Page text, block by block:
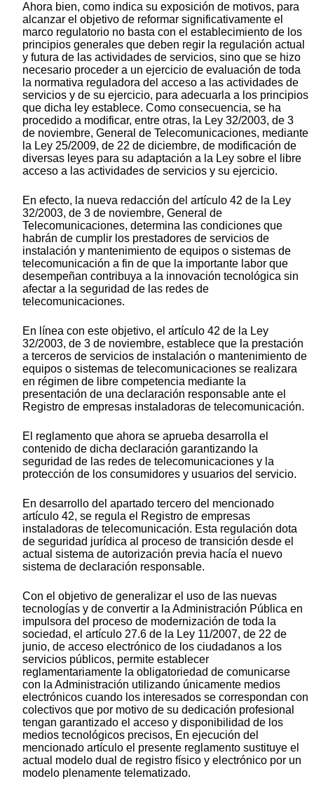
Ahora bien, como indica su exposición de motivos, para
alcanzar el objetivo de reformar significativamente el
marco regulatorio no basta con el establecimiento de los
principios generales que deben regir la regulación actual
y futura de las actividades de servicios, sino que se hizo
necesario proceder a un ejercicio de evaluación de toda
la normativa reguladora del acceso a las actividades de
servicios y de su ejercicio, para adecuarla a los principios
que dicha ley establece. Como consecuencia, se ha
procedido a modificar, entre otras, la Ley 32/2003, de 3
de noviembre, General de Telecomunicaciones, mediante
la Ley 25/2009, de 22 de diciembre, de modificación de
diversas leyes para su adaptación a la Ley sobre el libre
acceso a las actividades de servicios y su ejercicio.
En efecto, la nueva redacción del artículo 42 de la Ley
32/2003, de 3 de noviembre, General de
Telecomunicaciones, determina las condiciones que
habrán de cumplir los prestadores de servicios de
instalación y mantenimiento de equipos o sistemas de
telecomunicación a fin de que la importante labor que
desempeñan contribuya a la innovación tecnológica sin
afectar a la seguridad de las redes de
telecomunicaciones.
En línea con este objetivo, el artículo 42 de la Ley
32/2003, de 3 de noviembre, establece que la prestación
a terceros de servicios de instalación o mantenimiento de
equipos o sistemas de telecomunicaciones se realizara
en régimen de libre competencia mediante la
presentación de una declaración responsable ante el
Registro de empresas instaladoras de telecomunicación.
El reglamento que ahora se aprueba desarrolla el
contenido de dicha declaración garantizando la
seguridad de las redes de telecomunicaciones y la
protección de los consumidores y usuarios del servicio.
En desarrollo del apartado tercero del mencionado
artículo 42, se regula el Registro de empresas
instaladoras de telecomunicación. Esta regulación dota
de seguridad jurídica al proceso de transición desde el
actual sistema de autorización previa hacía el nuevo
sistema de declaración responsable.
Con el objetivo de generalizar el uso de las nuevas
tecnologías y de convertir a la Administración Pública en
impulsora del proceso de modernización de toda la
sociedad, el artículo 27.6 de la Ley 11/2007, de 22 de
junio, de acceso electrónico de los ciudadanos a los
servicios públicos, permite establecer
reglamentariamente la obligatoriedad de comunicarse
con la Administración utilizando únicamente medios
electrónicos cuando los interesados se correspondan con
colectivos que por motivo de su dedicación profesional
tengan garantizado el acceso y disponibilidad de los
medios tecnológicos precisos, En ejecución del
mencionado artículo el presente reglamento sustituye el
actual modelo dual de registro físico y electrónico por un
modelo plenamente telematizado.